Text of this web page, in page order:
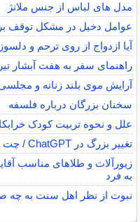
مدل های لباس از جنس ملانژ
عوامل دخیل در مشکل توقف
آیا ازدواج از روی ترحم و
راهنمای سفر به هفت آبشار
آرایش موی بلند زنانه و
سخنان بزرگان درباره فلسفه
علل و نحوه تربیت کودک
تغییر بزرگ در ChatGPT / چت متنی نامحدود و رایگان
زیورآلات و طلاهای مناسب
به فرد
نبوت از نظر اهل سنت به